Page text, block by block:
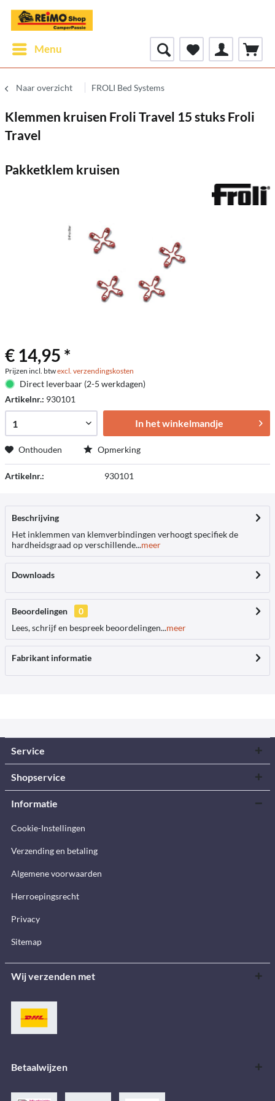
Menu
Naar overzicht FROLI Bed Systems
Klemmen kruisen Froli Travel 15 stuks Froli
Travel
Pakketklem kruisen
€ 14,95 *
Prijzen incl. btwexcl. verzendingskosten
Direct leverbaar (2-5 werkdagen)
Artikelnr.: 930101
In het winkelmandje
Onthouden Opmerking
Artikelnr.: 930101
Beschrijving
Het inklemmen van klemverbindingen verhoogt specifiek de
hardheidsgraad op verschillende...meer
Downloads
Beoordelingen
0
Lees, schrijf en bespreek beoordelingen...meer
Fabrikant informatie
Service
Shopservice
Informatie
Cookie-Instellingen
Verzending en betaling
Algemene voorwaarden
Herroepingsrecht
Privacy
Sitemap
Wij verzenden met
Betaalwijzen